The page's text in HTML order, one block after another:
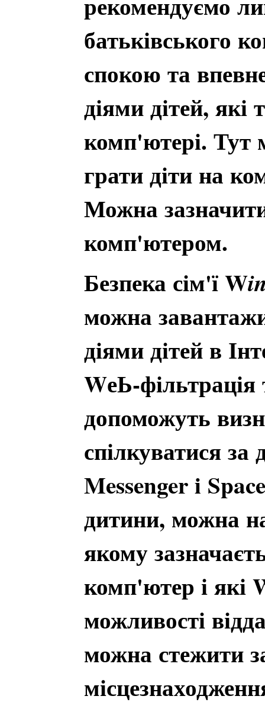
батьківського
спокою та
діями дітей,
комп'ютері. Тут
грати діти на
Можна
комп'ютером.
Безпека сім'ї W
можна
діями дітей в
WеЬ-
допоможуть
спілкуватися
Messenger i
дитини, можна
якому
комп'ютер і які
можливості
можна стежити